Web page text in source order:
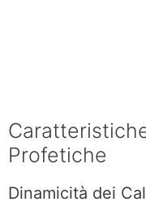
Profetiche
Dinamicità dei